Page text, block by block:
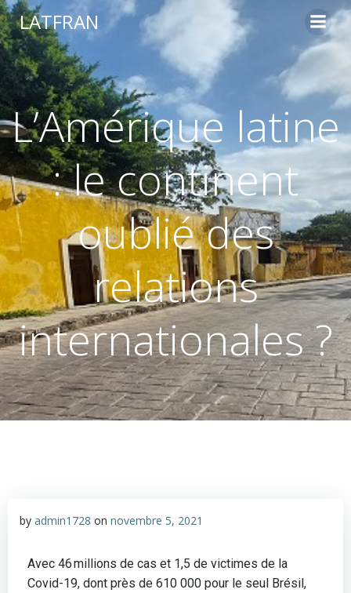
LATFRAN
L’Amérique latine
: le continent
oublié des
relations
internationales ?
by admin1728 on novembre 5, 2021
Avec 46millions de cas et 1,5 de victimes de la
Covid-19, dont près de 610 000 pour le seul Brésil,